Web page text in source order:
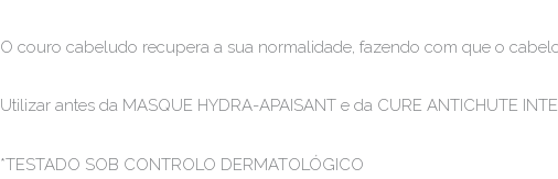
O couro cabeludo recupera a sua normalidade, fazendo com que o
Utilizar antes da MASQUE HYDRA-APAISANT e da CURE ANTICHUTE
*TESTADO SOB CONTROLO DERMATOLÓGICO